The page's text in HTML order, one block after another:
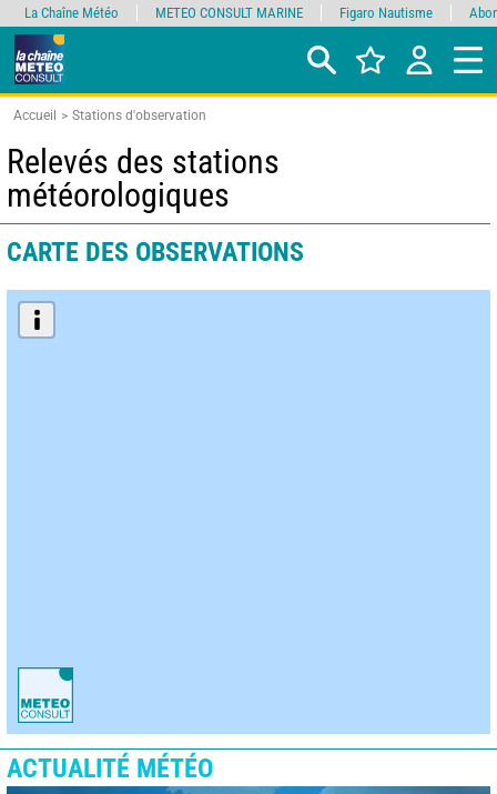
Accueil Stations d'observation
Relevés des stations
météorologiques
CARTE DES OBSERVATIONS
ACTUALITÉ MÉTÉO
La Chaîne Météo METEO CONSULT MARINE Figaro Nautisme